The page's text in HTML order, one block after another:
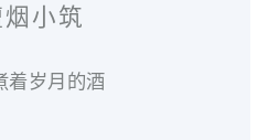
烟小筑
着岁月的酒